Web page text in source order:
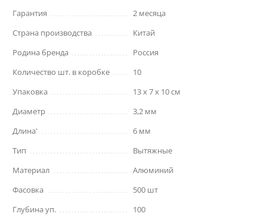
Гарантия
2 месяца
Страна производства
Китай
Родина бренда
Россия
Количество шт. в коробке
10
Упаковка
13 x 7 x 10 см
Диаметр
3,2 мм
Длина'
6 мм
Тип
Вытяжные
Материал
Алюминий
Фасовка
500 шт
Глубина уп.
100